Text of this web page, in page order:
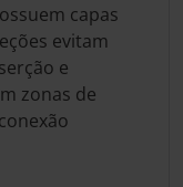
capas
evitam
e
zonas de